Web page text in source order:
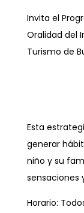
Invita el
Oralidad del
Turismo de
Esta
generar
niño y su
sensaciones
Horario: